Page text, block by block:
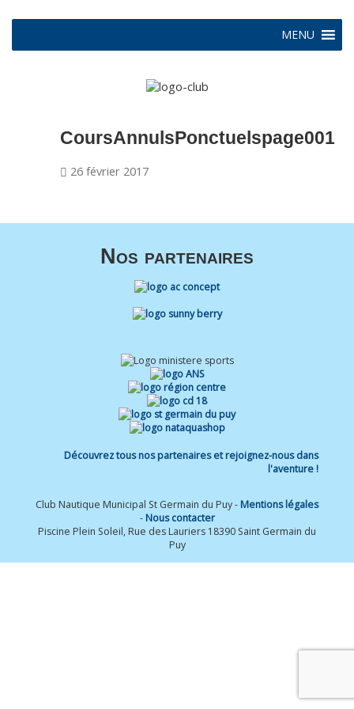
MENU
CoursAnnulsPonctuelspage001
26 février 2017
Nos partenaires
Découvrez tous nos partenaires et rejoignez-nous dans
l'aventure !
Club Nautique Municipal St Germain du Puy - Mentions légales
- Nous contacter
Piscine Plein Soleil, Rue des Lauriers 18390 Saint Germain du
Puy